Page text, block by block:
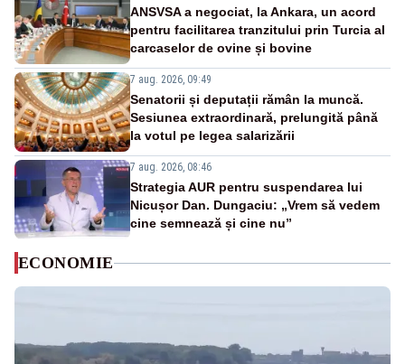
ANSVSA a negociat, la Ankara, un acord
pentru facilitarea tranzitului prin Turcia al
carcaselor de ovine și bovine
7 aug. 2026, 09:49
Senatorii și deputații rămân la muncă.
Sesiunea extraordinară, prelungită până
la votul pe legea salarizării
7 aug. 2026, 08:46
Strategia AUR pentru suspendarea lui
Nicușor Dan. Dungaciu: „Vrem să vedem
cine semnează și cine nu”
ECONOMIE